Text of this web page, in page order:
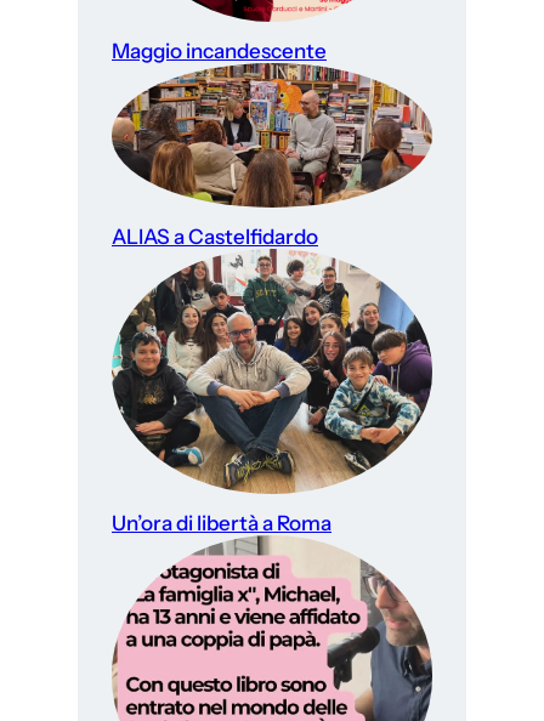
Maggio incandescente
ALIAS a Castelfidardo
Un’ora di libertà a Roma